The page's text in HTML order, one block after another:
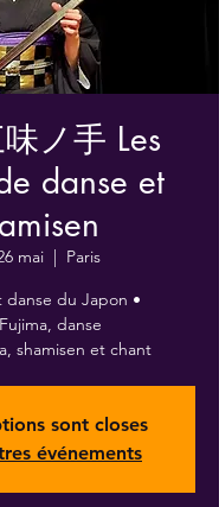
ノ手 Les
danse et
mai
  |
Paris
danse du Japon •
danse
shamisen et chant
sont closes
événements